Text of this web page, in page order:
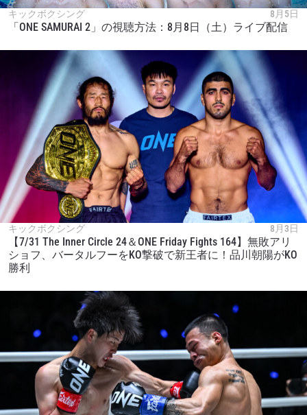
キックボクシング 8月5日
「ONE SAMURAI 2」の視聴方法：8月8日（土）ライブ配信
キックボクシング 8月3日
【7/31 The Inner Circle 24＆ONE Friday Fights 164】無敗アリ
ショフ、バータルフーをKO撃破で新王者に！品川朝陽がKO
勝利